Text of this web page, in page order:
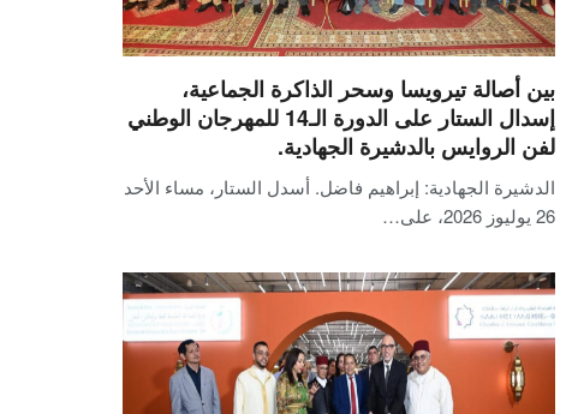
بين أصالة تيرويسا وسحر الذاكرة الجماعية،
إسدال الستار على الدورة الـ14 للمهرجان الوطني
لفن الروايس بالدشيرة الجهادية.
الدشيرة الجهادية: إبراهيم فاضل. أسدل الستار، مساء الأحد
26 يوليوز 2026، على…